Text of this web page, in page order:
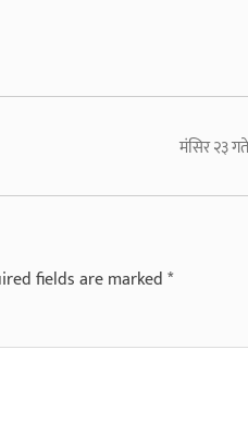
मंसिर २३
fields are marked*